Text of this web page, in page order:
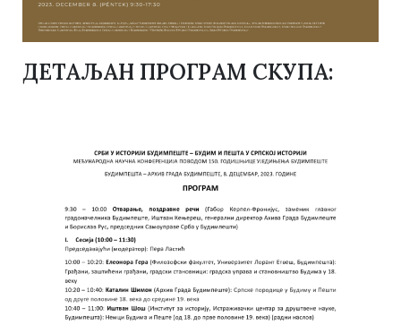
ДЕТАЉАН ПРОГРАМ СКУПА: